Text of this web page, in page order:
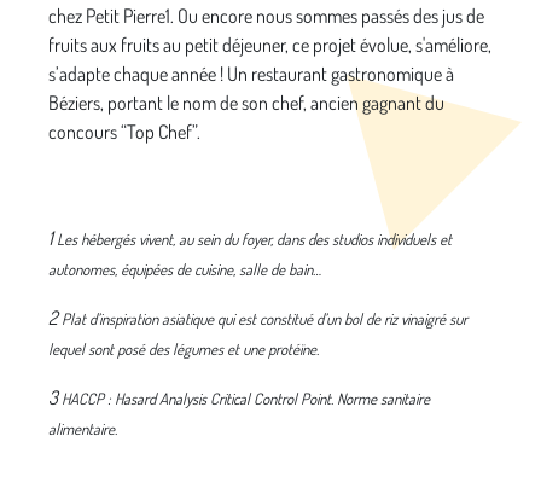
chez Petit Pierre1. Ou encore nous sommes passés des jus de
fruits aux fruits au petit déjeuner, ce projet évolue, s'améliore,
s’adapte chaque année ! Un restaurant gastronomique à
Béziers, portant le nom de son chef, ancien gagnant du
concours “Top Chef”.
1Les hébergés vivent, au sein du foyer, dans des studios individuels et
autonomes, équipées de cuisine, salle de bain…
2Plat d’inspiration asiatique qui est constitué d’un bol de riz vinaigré sur
lequel sont posé des légumes et une protéïne.
3 HACCP : Hasard Analysis Critical Control Point. Norme sanitaire
alimentaire.